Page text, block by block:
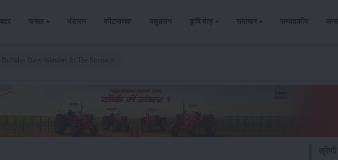
फसल भंडारण कीटनाशक पशुपालन कृषि यंत्र समाचार सम्पादकीय अन्य